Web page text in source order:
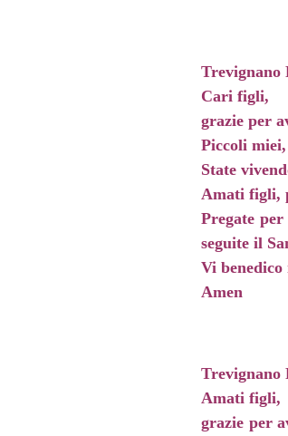
Trevignano
Cari figli,
grazie per
Piccoli
State
Amati figli,
Pregate
seguite il
Vi
Amen
Trevignano
Amati figli,
grazie per